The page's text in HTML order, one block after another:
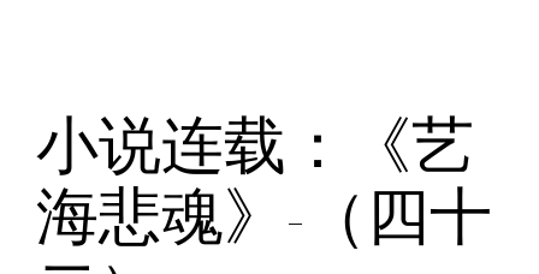
小说连载：《艺
海悲魂》-（四十